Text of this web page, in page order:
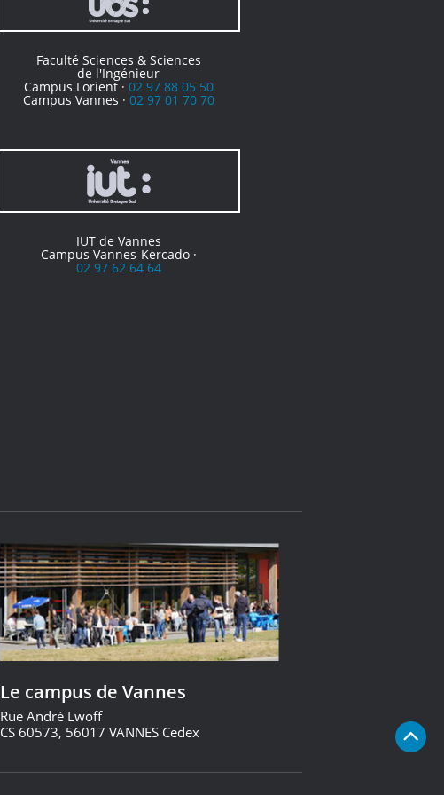
Faculté Sciences & Sciences
de l'Ingénieur
Campus Lorient · 02 97 88 05 50
Campus Vannes · 02 97 01 70 70
IUT de Vannes
Campus Vannes-Kercado ·
02 97 62 64 64
Le campus de Vannes
Rue André Lwoff
CS 60573, 56017 VANNES Cedex